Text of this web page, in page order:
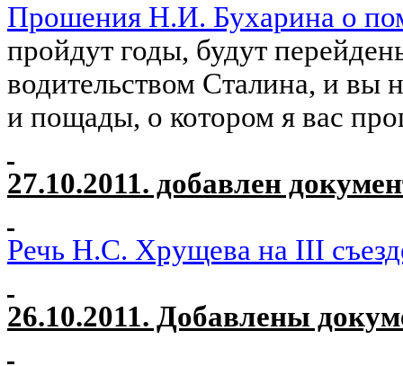
Прошения Н.И. Бухарина о
пройдут годы, будут
водительством Сталина, и вы
и пощады, о котором я вас
27.10.2011. добавлен
Речь Н.С. Хрущева на III
26.10.2011. Добавлены